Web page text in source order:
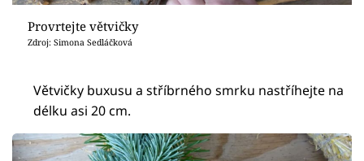
Provrtejte větvičky
Zdroj: Simona Sedláčková
Větvičky buxusu a stříbrného smrku nastříhejte na
délku asi 20 cm.